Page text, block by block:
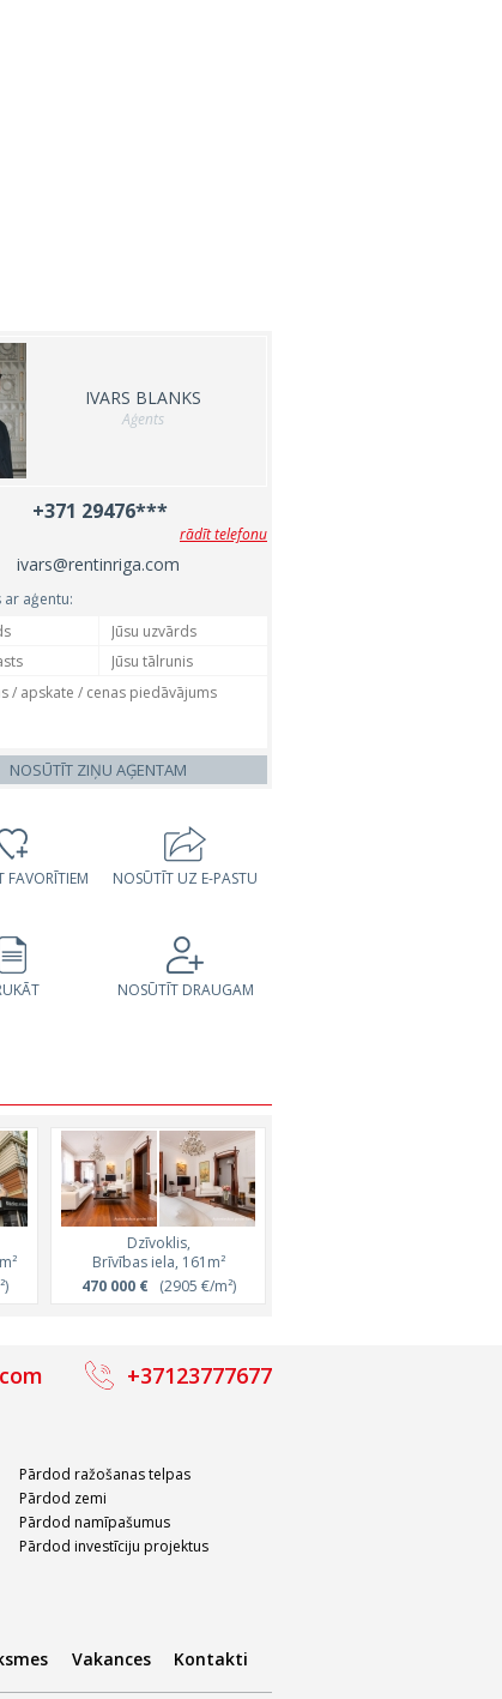
IVARS BLANKS
Aģents
+371 29476***
rādīt telefonu
ivars@rentinriga.com
ar aģentu:
NOSŪTĪT ZIŅU AĢENTAM
FAVORĪTIEM NOSŪTĪT UZ E-PASTU
NOSŪTĪT DRAUGAM
Dzīvoklis,
Brīvības iela, 161m²
470 000 €(2905 €/m²)
+37123777677
Pārdod ražošanas telpas
Pārdod zemi
Pārdod namīpašumus
Pārdod investīciju projektus
Vakances Kontakti